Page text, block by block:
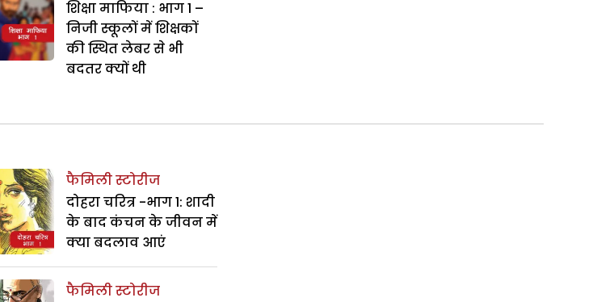
शिक्षा माफिया : भाग 1 –
निजी स्कूलों में शिक्षकों
की स्थित लेबर से भी
बदतर क्यों थी
फैमिली स्टोरीज
दोहरा चरित्र -भाग 1: शादी
के बाद कंचन के जीवन में
क्या बदलाव आएं
फैमिली स्टोरीज